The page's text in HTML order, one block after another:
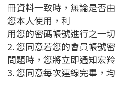
冊資料一致時，無論是否
您本人使用，利
用您的密碼帳號進行之一
2. 您同意若您的會員帳號
問題時，您將立即通知宏羚
3. 您同意每次連線完畢，